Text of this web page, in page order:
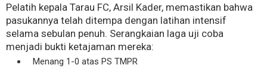
Pelatih kepala Tarau FC, Arsil Kader, memastikan bahwa
pasukannya telah ditempa dengan latihan intensif
selama sebulan penuh. Serangkaian laga uji coba
menjadi bukti ketajaman mereka:
Menang 1-0 atas PS TMPR